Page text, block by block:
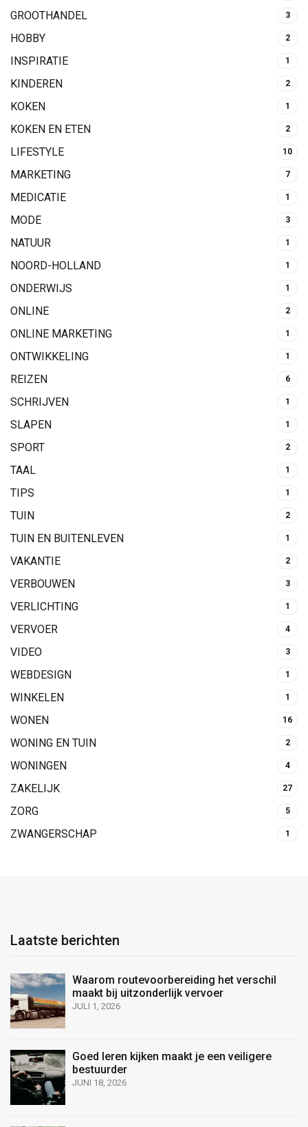
GROOTHANDEL 3
HOBBY 2
INSPIRATIE 1
KINDEREN 2
KOKEN 1
KOKEN EN ETEN 2
LIFESTYLE 10
MARKETING 7
MEDICATIE 1
MODE 3
NATUUR 1
NOORD-HOLLAND 1
ONDERWIJS 1
ONLINE 2
ONLINE MARKETING 1
ONTWIKKELING 1
REIZEN 6
SCHRIJVEN 1
SLAPEN 1
SPORT 2
TAAL 1
TIPS 1
TUIN 2
TUIN EN BUITENLEVEN 1
VAKANTIE 2
VERBOUWEN 3
VERLICHTING 1
VERVOER 4
VIDEO 3
WEBDESIGN 1
WINKELEN 1
WONEN 16
WONING EN TUIN 2
WONINGEN 4
ZAKELIJK 27
ZORG 5
ZWANGERSCHAP 1
Laatste berichten
Waarom routevoorbereiding het verschil
maakt bij uitzonderlijk vervoer
JULI 1, 2026
Goed leren kijken maakt je een veiligere
bestuurder
JUNI 18, 2026